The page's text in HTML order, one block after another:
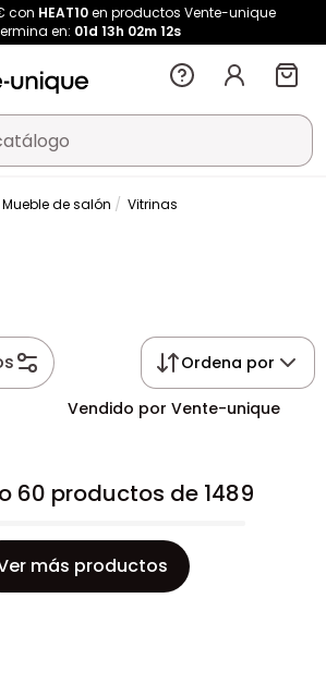
con HEAT10en productos Vente-unique
en: 01d 13h 02m 11s
Mueble de salón Vitrinas
Ordena por
Vendido por Vente-unique
60 productos de 1489
más productos